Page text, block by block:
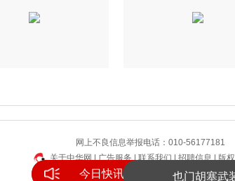
网上不良信息举报电话：010-
关于中华网 | 广告服务 | 联系我们 | 招聘信息 | 版
版权所有 中华
今日快讯
提高警惕
景区增设网
也门胡塞武